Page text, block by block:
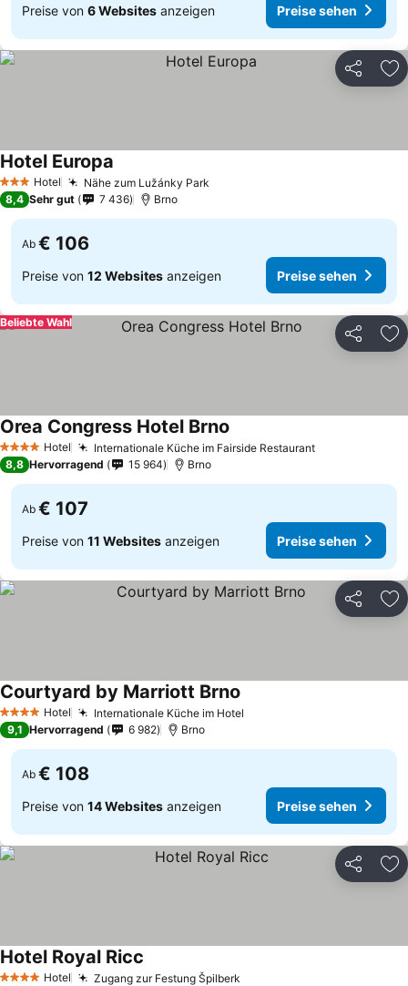
Preise von 6 Websites anzeigen Preise sehen
Teilen
3 SterneHotel Nähe zum Lužánky Park
Hotel Europa
8,4 Sehr gut 7 436 Brno
Ab € 106
Preise von 12 Websites anzeigen Preise sehen
Teilen
Beliebte Wahl
4 Sterne Hotel Internationale Küche im Fairside Restaurant
Orea Congress Hotel Brno
8,8 Hervorragend 15 964 Brno
Ab € 107
Preise von 11 Websites anzeigen Preise sehen
Teilen
4 Sterne Hotel Internationale Küche im Hotel
Courtyard by Marriott Brno
9,1 Hervorragend 6 982 Brno
Ab € 108
Preise von 14 Websites anzeigen Preise sehen
Teilen
4 Sterne Hotel Zugang zur Festung Špilberk
Hotel Royal Ricc